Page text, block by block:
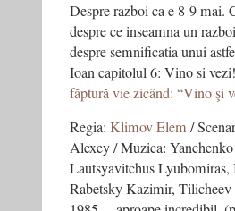
Despre razboi ca e 8-9 mai.
despre ce inseamna un
despre semnificatia unui
Ioan capitolul 6: Vino si
făptură vie zicând: “Vino şi
Regia: Klimov Elem /
Alexey / Muzica:
Lautsyavitchus
Rabetsky Kazimir,